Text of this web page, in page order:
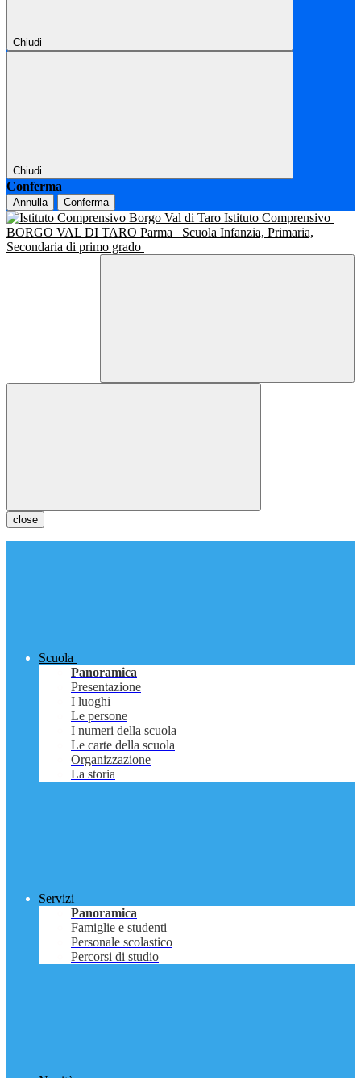
Chiudi
Chiudi
Conferma
Annulla Conferma
Istituto Comprensivo
BORGO VAL DI TARO Parma
Scuola Infanzia, Primaria,
Secondaria di primo grado
close
Scuola
Panoramica
Presentazione
I luoghi
Le persone
I numeri della scuola
Le carte della scuola
Organizzazione
La storia
Servizi
Panoramica
Famiglie e studenti
Personale scolastico
Percorsi di studio